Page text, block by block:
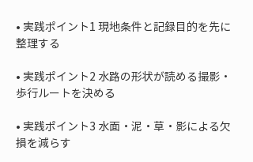
• 実践ポイント1 現地条件と記録目的を先に
• 実践ポイント2 水路の形状が読める撮影・
• 実践ポイント3 水面・泥・草・影による欠